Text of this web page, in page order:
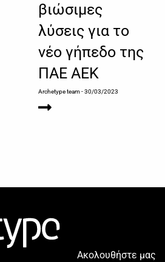
βιώσιμες
λύσεις για το
νέο γήπεδο της
ΠΑΕ ΑΕΚ
Archetype team- 30/03/2023
Ακολουθήστε μας